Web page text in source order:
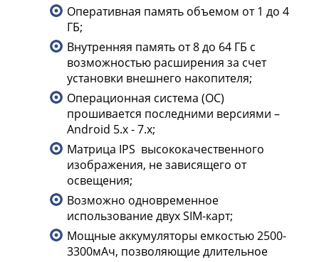
Оперативная память объемом от 1 до 4
ГБ;
Внутренняя память от 8 до 64 ГБ с
возможностью расширения за счет
установки внешнего накопителя;
Операционная система (ОС)
прошивается последними версиями –
Android 5.х - 7.х;
Матрица IPS высококачественного
изображения, не зависящего от
освещения;
Возможно одновременное
использование двух SIM-карт;
Мощные аккумуляторы емкостью 2500-
3300мАч, позволяющие длительное